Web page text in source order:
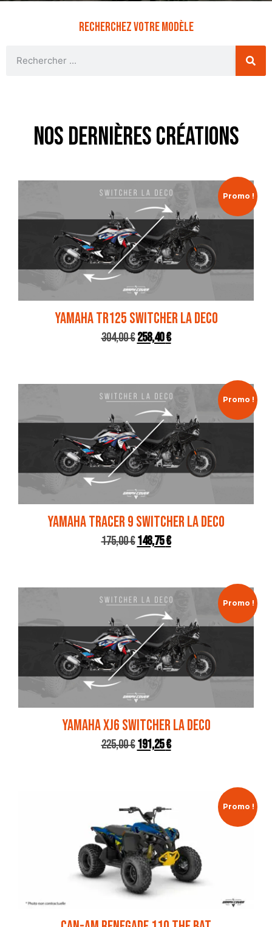
Recherchez votre modèle
Nos dernières créationS
Promo !
YAMAHA TR125 SWITCHER LA DECO
304,00€258,40€
Promo !
YAMAHA TRACER 9 SWITCHER LA DECO
175,00€148,75€
Promo !
YAMAHA XJ6 SWITCHER LA DECO
225,00€191,25€
Promo !